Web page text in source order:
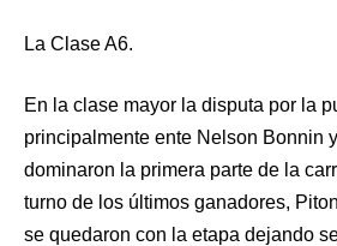
La Clase A6.
En la clase mayor la disputa por la
principalmente ente Nelson Bonnin
dominaron la primera parte de la
turno de los últimos ganadores,
se quedaron con la etapa dejando